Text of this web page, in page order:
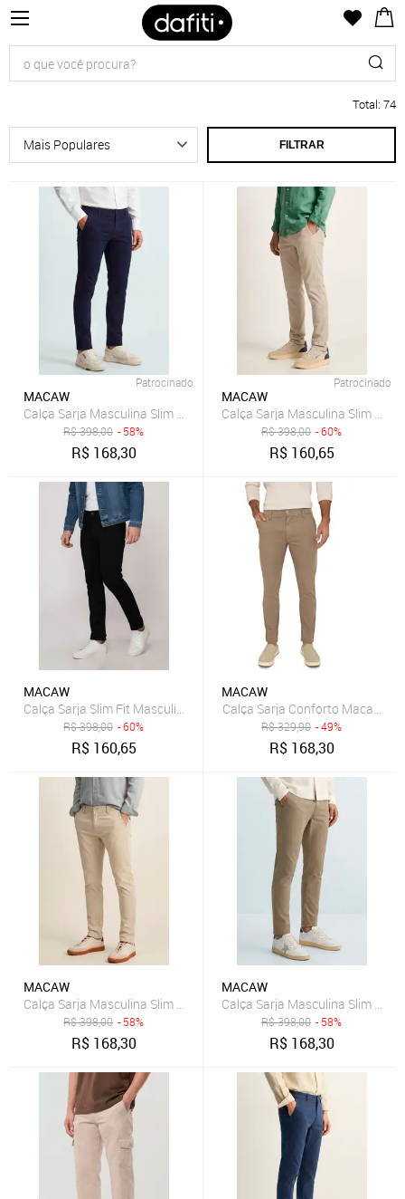
Total: 74
FILTRAR
Patrocinado
MACAW
R$398,00 - 58%
R$ 168,30
Patrocinado
MACAW
R$398,00 - 60%
R$ 160,65
MACAW
R$398,00 - 60%
R$ 160,65
MACAW
Calça Sarja Conforto Macaw
R$329,90 - 49%
R$ 168,30
MACAW
R$398,00 - 58%
R$ 168,30
MACAW
R$398,00 - 58%
R$ 168,30